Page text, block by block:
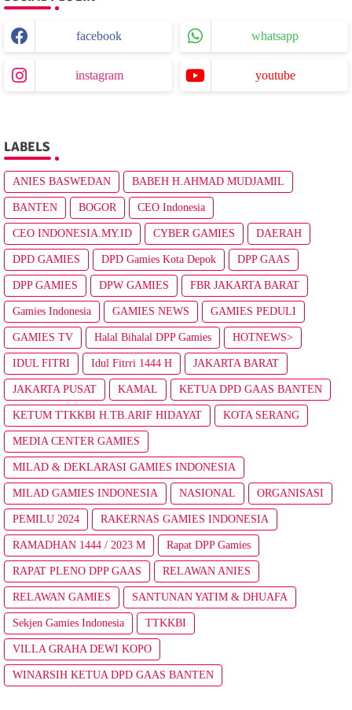
facebook whatsapp
instagram youtube
LABELS
ANIES BASWEDAN BABEH H.AHMAD MUDJAMIL
BANTEN BOGOR CEO Indonesia
CEO INDONESIA.MY.ID CYBER GAMIES DAERAH
DPD GAMIES DPD Gamies Kota Depok DPP GAAS
DPP GAMIES DPW GAMIES FBR JAKARTA BARAT
Gamies Indonesia GAMIES NEWS GAMIES PEDULI
GAMIES TV Halal Bihalal DPP Gamies HOTNEWS>
IDUL FITRI Idul Fitrri 1444 H JAKARTA BARAT
JAKARTA PUSAT KAMAL KETUA DPD GAAS BANTEN
KETUM TTKKBI H.TB.ARIF HIDAYAT KOTA SERANG
MEDIA CENTER GAMIES
MILAD & DEKLARASI GAMIES INDONESIA
MILAD GAMIES INDONESIA NASIONAL ORGANISASI
PEMILU 2024 RAKERNAS GAMIES INDONESIA
RAMADHAN 1444 / 2023 M Rapat DPP Gamies
RAPAT PLENO DPP GAAS RELAWAN ANIES
RELAWAN GAMIES SANTUNAN YATIM & DHUAFA
Sekjen Gamies Indonesia TTKKBI
VILLA GRAHA DEWI KOPO
WINARSIH KETUA DPD GAAS BANTEN